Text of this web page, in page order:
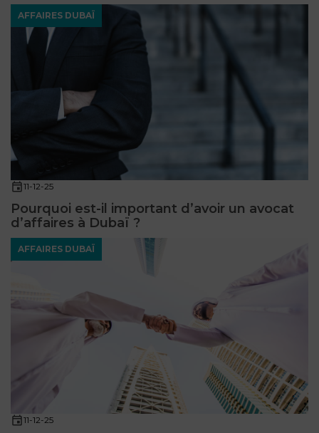
AFFAIRES DUBAÏ
11-12-25
Pourquoi est-il important d’avoir un avocat
d’affaires à Dubaï ?
AFFAIRES DUBAÏ
11-12-25